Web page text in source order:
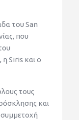
του San
που
η Siris και ο
τους
και
συμμετοχή